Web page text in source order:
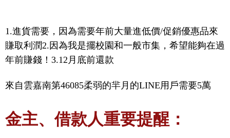
1.進貨需要，因為需要年前大量進低價/促銷優惠品來
賺取利潤2.因為我是擺校園和一般市集，希望能夠在過
年前賺錢！3.12月底前還款
來自雲嘉南第46085柔弱的羋月的LINE用戶需要5萬
金主、借款人重要提醒：